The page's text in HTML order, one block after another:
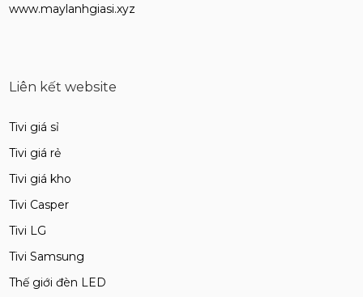
www.maylanhgiasi.xyz
Liên kết website
Tivi giá sỉ
Tivi giá rẻ
Tivi giá kho
Tivi Casper
Tivi LG
Tivi Samsung
Thế giới đèn LED